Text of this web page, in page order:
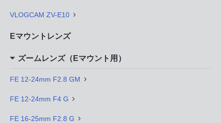
VLOGCAM ZV-E10
Eマウントレンズ
ズームレンズ（Eマウント用）
FE 12-24mm F2.8 GM
FE 12-24mm F4 G
FE 16-25mm F2.8 G